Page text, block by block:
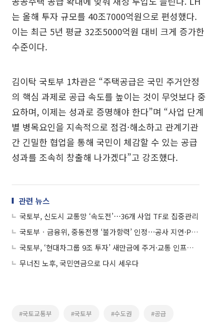
는 올해 투자 규모를 40조7000억원으로 편성했다.
이는 최근 5년 평균 32조5000억원 대비 크게 증가한
수준이다.
김이탁 국토부 1차관은 “주택공급은 국민 주거안정
의 핵심 과제로 공급 속도를 높이는 것이 무엇보다 중
요하며, 이제는 성과로 증명해야 한다”며 “사업 단계
별 병목요인을 지속적으로 점검·해소하고 관계기관
간 긴밀한 협업을 통해 국민이 체감할 수 있는 공급
성과를 조속히 창출해 나가겠다”고 강조했다.
관련 뉴스
국토부, 신도시 교통망 ‘속도전’⋯36개 사업 TF로 집중관리
국토부ㆍ금융위, 중동전쟁 ‘불가항력’ 인정⋯공사 지연·PF 책임준공 연장 길 열렸다
국토부, ‘현대차그룹 9조 투자’ 새만금에 주거·교통 인프라 확충
무너진 노후, 국민연금으로 다시 세우다
#국토교통부 #국토부 #수도권 #공급